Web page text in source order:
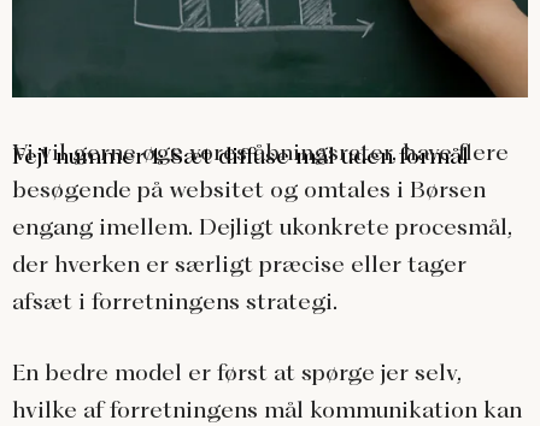
Fejl nummer 1: Sæt diffuse mål uden formål
Vi vil gerne øge vores åbningsrater, have flere
besøgende på websitet og omtales i Børsen
engang imellem. Dejligt ukonkrete procesmål,
der hverken er særligt præcise eller tager
afsæt i forretningens strategi.
En bedre model er først at spørge jer selv,
hvilke af forretningens mål kommunikation kan